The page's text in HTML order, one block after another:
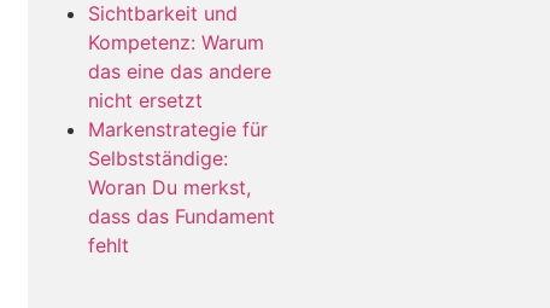
Sichtbarkeit und
Kompetenz: Warum
das eine das andere
nicht ersetzt
Markenstrategie für
Selbstständige:
Woran Du merkst,
dass das Fundament
fehlt